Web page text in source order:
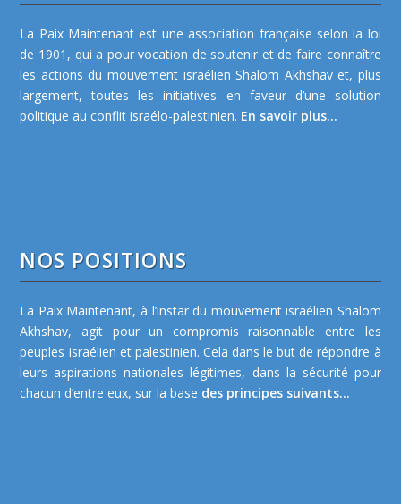
La Paix Maintenant est une association française selon la loi
de 1901, qui a pour vocation de soutenir et de faire connaître
les actions du mouvement israélien Shalom Akhshav et, plus
largement, toutes les initiatives en faveur d’une solution
politique au conflit israélo-palestinien. En savoir plus...
NOS POSITIONS
La Paix Maintenant, à l’instar du mouvement israélien Shalom
Akhshav, agit pour un compromis raisonnable entre les
peuples israélien et palestinien. Cela dans le but de répondre à
leurs aspirations nationales légitimes, dans la sécurité pour
chacun d’entre eux, sur la base des principes suivants...